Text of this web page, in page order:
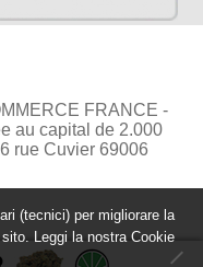
FRANCE -
au capital de 2.000
rue Cuvier 69006
(tecnici) per migliorare la
Leggi la nostra Cookie